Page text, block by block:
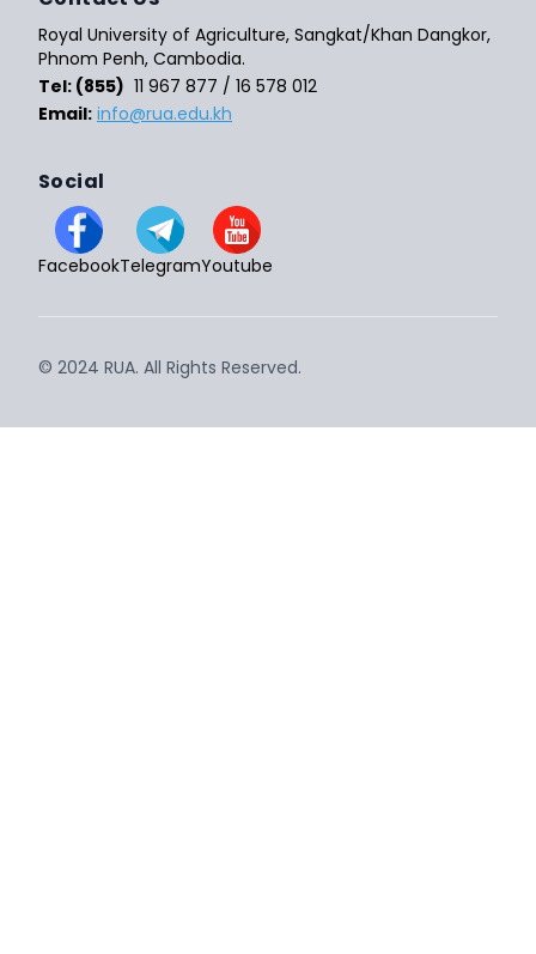
Royal University of Agriculture, Sangkat/Khan Dangkor,
Phnom Penh, Cambodia.
Tel: (855) 11 967 877 / 16 578 012
Email: info@rua.edu.kh
Social
FacebookTelegramYoutube
© 2024 RUA. All Rights Reserved.